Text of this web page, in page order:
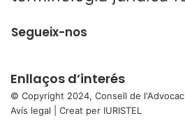
Segueix-nos
Enllaços d’interés
© Copyright 2024, Consell de
Avís legal | Creat per IURISTEL